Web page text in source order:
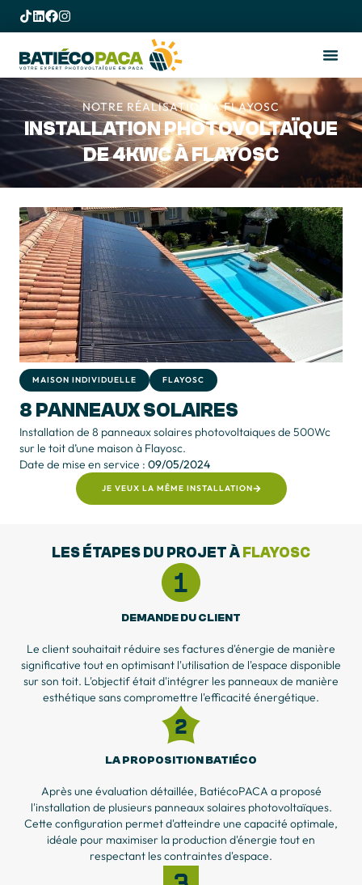
NOTRE RÉALISATION À FLAYOSC
INSTALLATION PHOTOVOLTAÏQUE
DE 4KWC À FLAYOSC
MAISON INDIVIDUELLE FLAYOSC
8 PANNEAUX SOLAIRES
Installation de 8 panneaux solaires photovoltaiques de 500Wc
sur le toit d’une maison à Flayosc.
Date de mise en service : 09/05/2024
JE VEUX LA MÊME INSTALLATION
LES ÉTAPES DU PROJET À FLAYOSC
DEMANDE DU CLIENT
Le client souhaitait réduire ses factures d'énergie de manière
significative tout en optimisant l'utilisation de l'espace disponible
sur son toit. L'objectif était d'intégrer les panneaux de manière
esthétique sans compromettre l'efficacité énergétique.
LA PROPOSITION BATIÉCO
Après une évaluation détaillée, BatiécoPACA a proposé
l'installation de plusieurs panneaux solaires photovoltaïques.
Cette configuration permet d'atteindre une capacité optimale,
idéale pour maximiser la production d'énergie tout en
respectant les contraintes d'espace.